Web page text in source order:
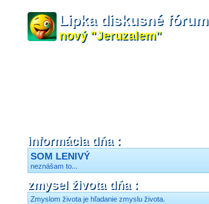
Lipka diskusné fórum
nový "Jeruzalem"
informácia dňa :
SOM LENIVÝ
neznášam to...
zmysel života dňa :
Zmyslom života je hľadanie zmyslu života.